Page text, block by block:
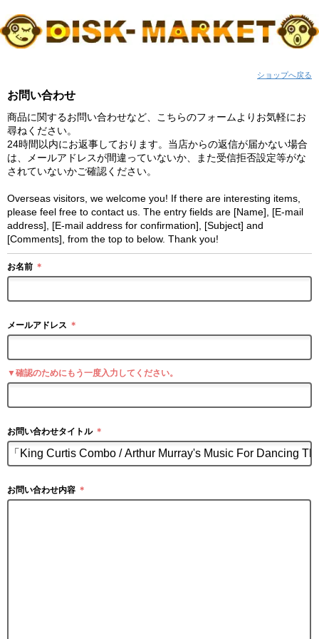
ショップへ戻る
お問い合わせ
商品に関するお問い合わせなど、こちらのフォームよりお気軽にお
尋ねください。
24時間以内にお返事しております。当店からの返信が届かない場合
は、メールアドレスが間違っていないか、また受信拒否設定等がな
されていないかご確認ください。
Overseas visitors, we welcome you! If there are interesting items,
please feel free to contact us. The entry fields are [Name], [E-mail
address], [E-mail address for confirmation], [Subject] and
[Comments], from the top to below. Thank you!
お名前 ＊
メールアドレス ＊
▼確認のためにもう一度入力してください。
お問い合わせタイトル ＊
お問い合わせ内容 ＊